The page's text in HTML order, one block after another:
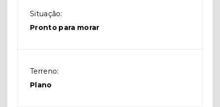
Situação:
Pronto para morar
Terreno:
Plano